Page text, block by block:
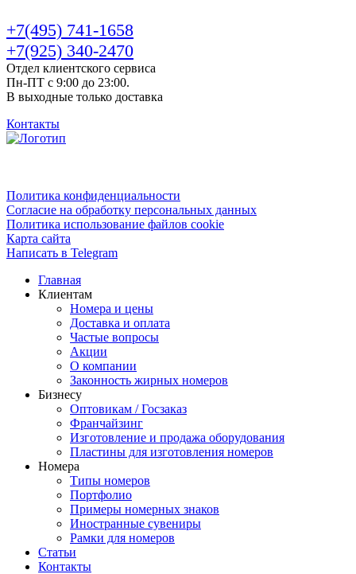
+7(495) 741-1658
+7(925) 340-2470
Отдел клиентского сервиса
Пн-ПТ с 9:00 до 23:00.
В выходные только доставка
Контакты
Политика конфиденциальности
Согласие на обработку персональных данных
Политика использование файлов cookie
Карта сайта
Написать в Telegram
Главная
Клиентам
Номера и цены
Доставка и оплата
Частые вопросы
Акции
О компании
Законность жирных номеров
Бизнесу
Оптовикам / Госзаказ
Франчайзинг
Изготовление и продажа оборудования
Пластины для изготовления номеров
Номера
Типы номеров
Портфолио
Примеры номерных знаков
Иностранные сувениры
Рамки для номеров
Статьи
Контакты